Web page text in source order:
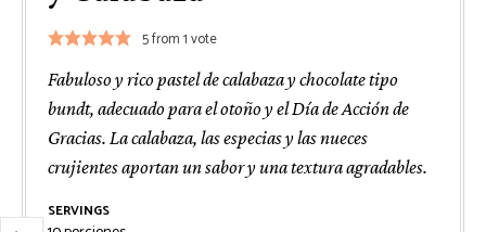
5from 1 vote
Fabuloso y rico pastel de calabaza y chocolate tipo
bundt, adecuado para el otoño y el Día de Acción de
Gracias. La calabaza, las especias y las nueces
crujientes aportan un sabor y una textura agradables.
SERVINGS